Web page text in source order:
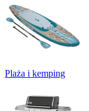
Plaża i kemping